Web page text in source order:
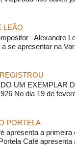
LEÃO
Alexandre
se apresentar na
UM EXEMPLAR
No dia 19 de
PORTELA
apresenta a
Café apresenta